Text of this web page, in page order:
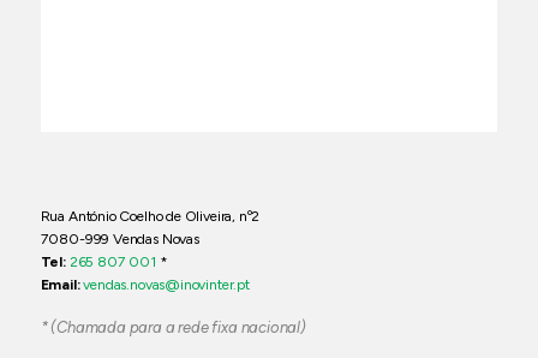
Rua António Coelho de Oliveira, nº2
7080-999 Vendas Novas
Tel: 265 807 001 *
Email: vendas.novas@inovinter.pt
* (Chamada para a rede fixa nacional)